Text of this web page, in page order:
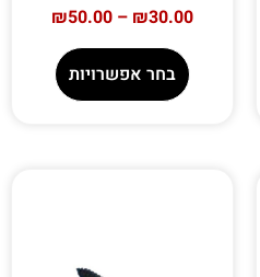
₪30.00
–
₪50.00
בחר אפשרויות